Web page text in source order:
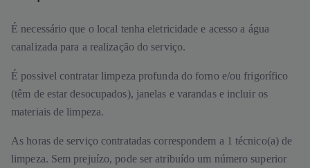
É necessário que o local tenha eletricidade e acesso a água
canalizada para a realização do serviço.
É possivel contratar limpeza profunda do forno e/ou frigorífico
(têm de estar desocupados), janelas e varandas e incluir os
materiais de limpeza.
As horas de serviço contratadas correspondem a 1 técnico(a) de
limpeza. Sem prejuízo, pode ser atribuído um número superior